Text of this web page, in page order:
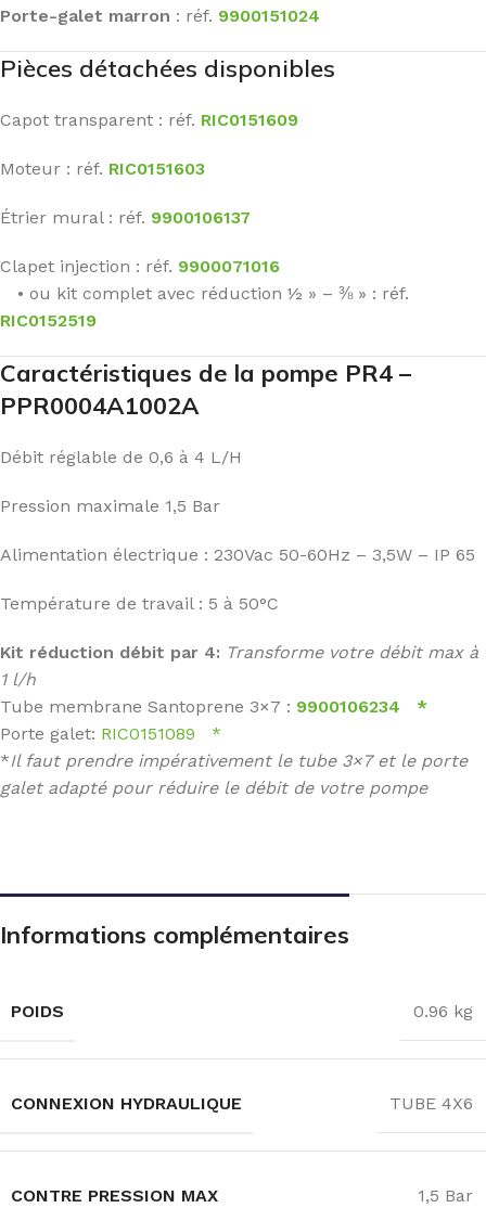
Porte-galet marron : réf. 9900151024
Pièces détachées disponibles
Capot transparent : réf. RIC0151609
Moteur : réf. RIC0151603
Étrier mural : réf. 9900106137
Clapet injection : réf. 9900071016
• ou kit complet avec réduction ½ » – ⅜ » : réf.
RIC0152519
Caractéristiques de la pompe PR4 –
PPR0004A1002A
Débit réglable de 0,6 à 4 L/H
Pression maximale 1,5 Bar
Alimentation électrique : 230Vac 50-60Hz – 3,5W – IP 65
Température de travail : 5 à 50°C
Kit réduction débit par 4: Transforme votre débit max à
1 l/h
Tube membrane Santoprene 3×7 : 9900106234 *
Porte galet: RIC0151089 *
*Il faut prendre impérativement le tube 3×7 et le porte
galet adapté pour réduire le débit de votre pompe
Informations complémentaires
POIDS 0.96 kg
CONNEXION HYDRAULIQUE TUBE 4X6
CONTRE PRESSION MAX 1,5 Bar